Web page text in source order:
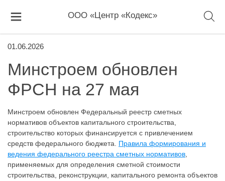
ООО «Центр «Кодекс»
01.06.2026
Минстроем обновлен
ФРСН на 27 мая
Минстроем обновлен Федеральный реестр сметных
нормативов объектов капитального строительства,
строительство которых финансируется с привлечением
средств федерального бюджета. Правила формирования и
ведения федерального реестра сметных нормативов
применяемых для определения сметной стоимости
строительства, реконструкции, капитального ремонта объектов